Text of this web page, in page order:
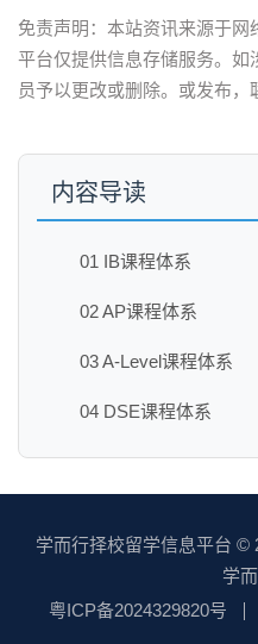
免责声明：本站资讯来源于网
平台仅提供信息存储服务。如
员予以更改或删除。或发布，
内容导读
01 IB课程体系
02 AP课程体系
03 A-Level课程体系
04 DSE课程体系
学而行择校留学信息平台 ©
学
粤ICP备2024329820号